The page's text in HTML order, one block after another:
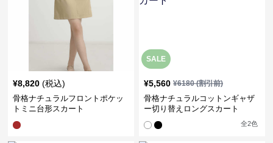
¥8,820 (税込)
骨格ナチュラルフロントポケッ
トミニ台形スカート
SALE
¥5,560 ¥6180(割引前)
骨格ナチュラルコットンギャザ
ー切り替えロングスカート
全2色